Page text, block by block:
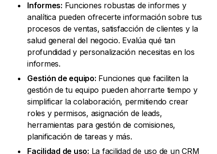
Informes: Funciones robustas de informes y
analítica pueden ofrecerte información sobre tus
procesos de ventas, satisfacción de clientes y la
salud general del negocio. Evalúa qué tan
profundidad y personalización necesitas en los
informes.
Gestión de equipo: Funciones que faciliten la
gestión de tu equipo pueden ahorrarte tiempo y
simplificar la colaboración, permitiendo crear
roles y permisos, asignación de leads,
herramientas para gestión de comisiones,
planificación de tareas y más.
Facilidad de uso: La facilidad de uso de un CRM